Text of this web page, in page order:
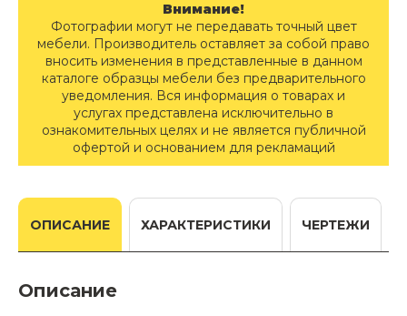
Внимание!
Фотографии могут не передавать точный цвет
мебели. Производитель оставляет за собой право
вносить изменения в представленные в данном
каталоге образцы мебели без предварительного
уведомления. Вся информация о товарах и
услугах представлена исключительно в
ознакомительных целях и не является публичной
офертой и основанием для рекламаций
ОПИСАНИЕ ХАРАКТЕРИСТИКИ ЧЕРТЕЖИ
Описание